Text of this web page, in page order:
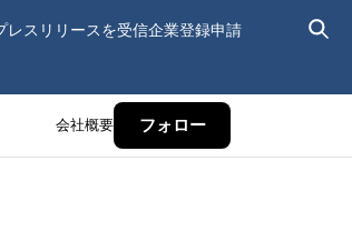
レスリリースを受信企業登録申請
会社概要 フォロー